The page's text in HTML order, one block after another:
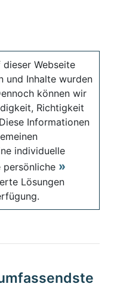
dieser Webseite
und Inhalte wurden
können wir
Richtigkeit
Informationen
individuelle
persönliche
Lösungen